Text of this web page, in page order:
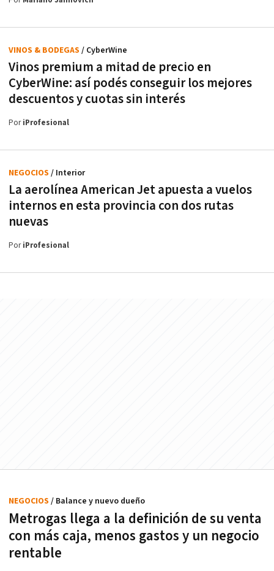
Vinos premium a mitad de precio en
CyberWine: así podés conseguir los mejores
descuentos y cuotas sin interés
VINOS & BODEGAS / CyberWine
PoriProfesional
La aerolínea American Jet apuesta a vuelos
internos en esta provincia con dos rutas
nuevas
NEGOCIOS / Interior
PoriProfesional
Metrogas llega a la definición de su venta
con más caja, menos gastos y un negocio
rentable
NEGOCIOS / Balance y nuevo dueño